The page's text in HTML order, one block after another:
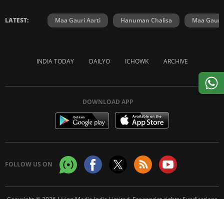
LATEST: Maa Gauri Aarti Hanuman Chalisa Maa Gauri
INDIA TODAY DAILYO ICHOWK ARCHIVE
DOWNLOAD APP
FOLLOW US ON